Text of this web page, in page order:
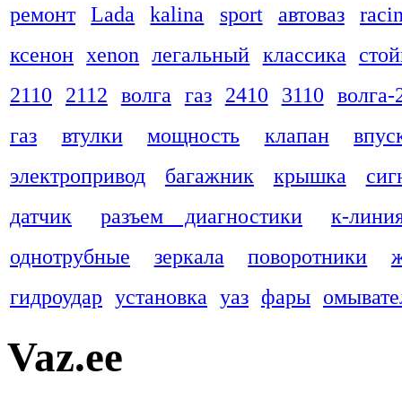
ремонт
Lada kalina sport автоваз
ксенон xenon легальный классика
2110
2112 волга газ 2410 3110 волга-
газ
втулки мощность клапан
электропривод
багажник крышка
датчик
разъем диагностики
к-
однотрубные
зеркала поворотники
гидроудар установка уаз фары
Vaz.ee